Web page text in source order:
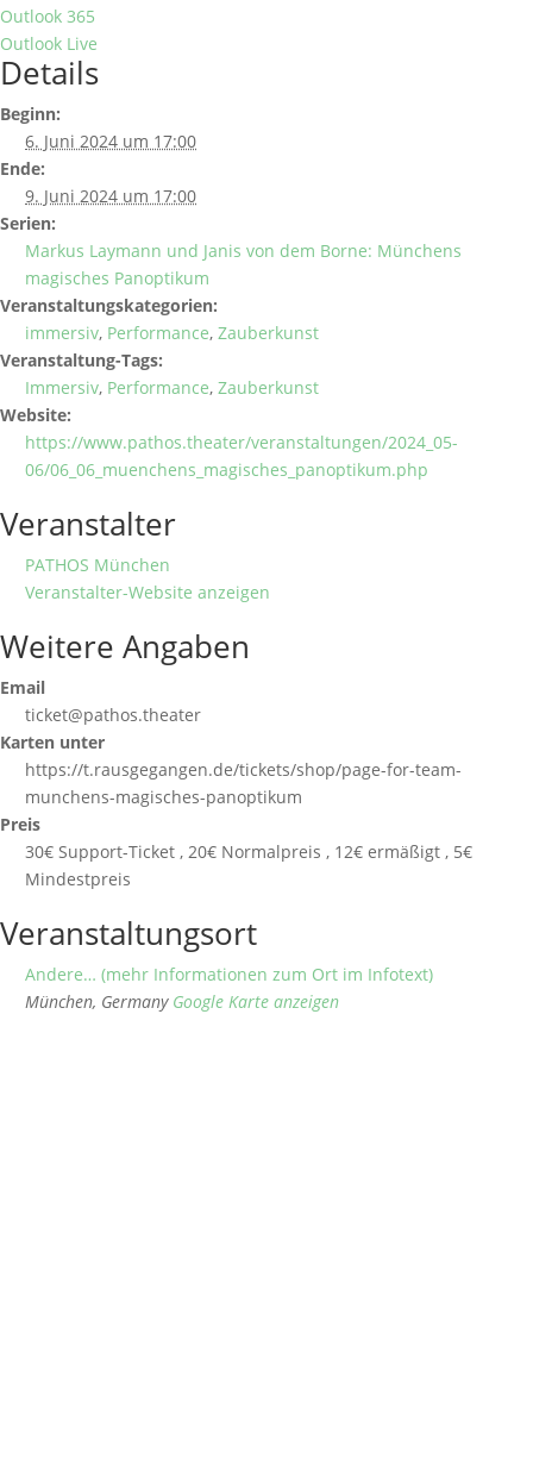
Outlook 365
Outlook Live
Details
Beginn:
6. Juni 2024 um 17:00
Ende:
9. Juni 2024 um 17:00
Serien:
Markus Laymann und Janis von dem Borne: Münchens
magisches Panoptikum
Veranstaltungskategorien:
immersiv, Performance, Zauberkunst
Veranstaltung-Tags:
Immersiv, Performance, Zauberkunst
Website:
https://www.pathos.theater/veranstaltungen/2024_05-
06/06_06_muenchens_magisches_panoptikum.php
Veranstalter
PATHOS München
Veranstalter-Website anzeigen
Weitere Angaben
Email
ticket@pathos.theater
Karten unter
https://t.rausgegangen.de/tickets/shop/page-for-team-
munchens-magisches-panoptikum
Preis
30€ Support-Ticket , 20€ Normalpreis , 12€ ermäßigt , 5€
Mindestpreis
Veranstaltungsort
Andere… (mehr Informationen zum Ort im Infotext)
München, Germany Google Karte anzeigen